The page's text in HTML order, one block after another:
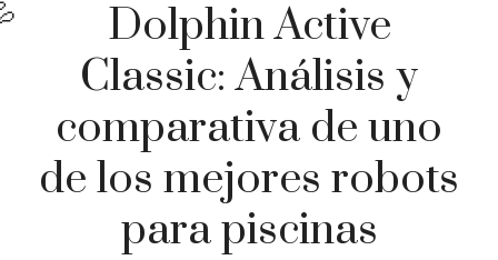
Dolphin Active
Classic: Análisis y
comparativa de uno
de los mejores robots
para piscinas